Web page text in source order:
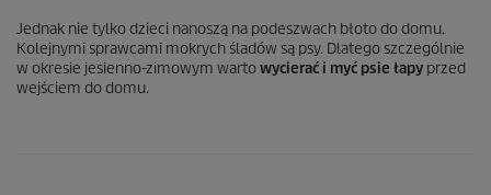
Jednak nie tylko dzieci nanoszą na podeszwach błoto do domu.
Kolejnymi sprawcami mokrych śladów są psy. Dlatego szczególnie
w okresie jesienno-zimowym wartowycierać i myć psie łapy przed
wejściem do domu.